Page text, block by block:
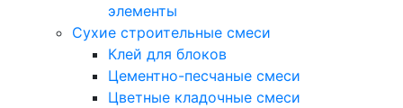
элементы
Сухие строительные смеси
Клей для блоков
Цементно-песчаные смеси
Цветные кладочные смеси